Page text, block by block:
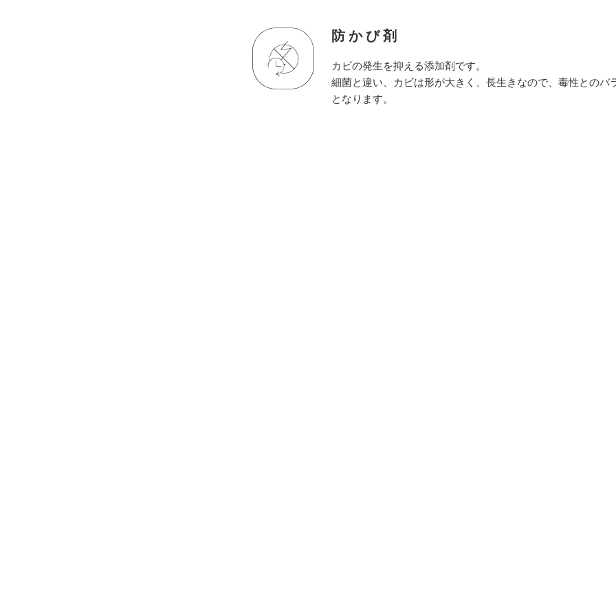
防かび剤
カビの発生を抑える添加剤です。
細菌と違い、カビは形が大きく、長生きなので、毒性とのバ
となります。